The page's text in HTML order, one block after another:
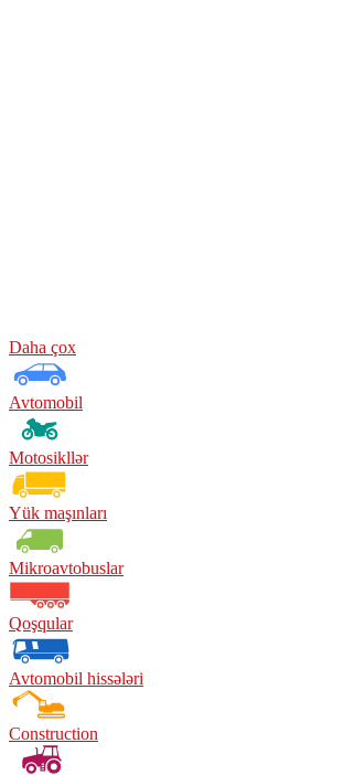
Daha çox
Avtomobil
Motosikllər
Yük maşınları
Mikroavtobuslar
Qoşqular
Avtomobil hissələri
Construction